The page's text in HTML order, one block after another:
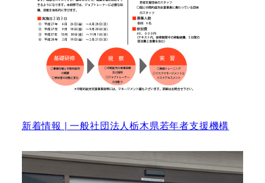
新着情報 | 一般社団法人栃木県若年者支援機構